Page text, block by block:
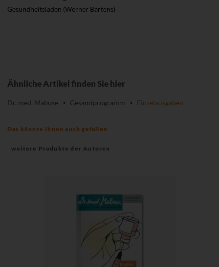
Gesundheitsladen (Werner Bartens)
Ähnliche Artikel finden Sie hier
Dr. med. Mabuse > Gesamtprogramm > Einzelausgaben
Das könnte Ihnen auch gefallen
weitere Produkte der Autoren